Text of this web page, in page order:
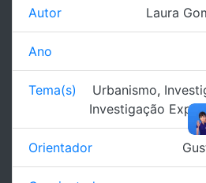
Autor Laura
Ano
Tema(s) Urbanismo,
Investigação
Orientador